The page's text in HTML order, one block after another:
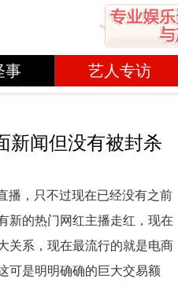
事 艺人专访
新闻但没有被封杀
播，只不过现在已经没有之前
新的热门网红主播走红，现在
关系，现在最流行的就是电商
可是明明确确的巨大交易额